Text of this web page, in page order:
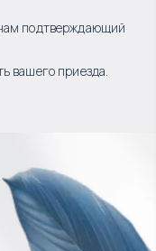
подтверждающий
вашего приезда.